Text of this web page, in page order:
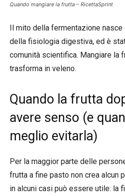
Quando mangiare la frutta – RicettaSprint
Il mito della fermentazione nasce
della fisiologia digestiva, ed è
comunità scientifica. Mangiare la
trasforma in veleno.
Quando la frutta
avere senso (e
meglio evitarla)
Per la maggior parte delle
frutta a fine pasto non crea alcun
in alcuni casi può essere utile: la